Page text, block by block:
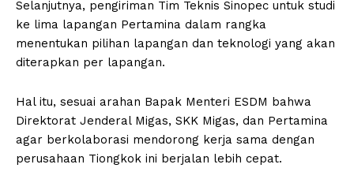
Selanjutnya, pengiriman Tim Teknis Sinopec untuk studi
ke lima lapangan Pertamina dalam rangka
menentukan pilihan lapangan dan teknologi yang akan
diterapkan per lapangan.
Hal itu, sesuai arahan Bapak Menteri ESDM bahwa
Direktorat Jenderal Migas, SKK Migas, dan Pertamina
agar berkolaborasi mendorong kerja sama dengan
perusahaan Tiongkok ini berjalan lebih cepat.